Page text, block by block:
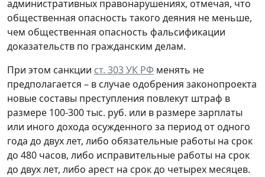
административных правонарушениях, отмечая, что
общественная опасность такого деяния не меньше,
чем общественная опасность фальсификации
доказательств по гражданским делам.
При этом санкции ст. 303 УК РФ менять не
предполагается – в случае одобрения законопроекта
новые составы преступления повлекут штраф в
размере 100-300 тыс. руб. или в размере зарплаты
или иного дохода осужденного за период от одного
года до двух лет, либо обязательные работы на срок
до 480 часов, либо исправительные работы на срок
до двух лет, либо арест на срок до четырех месяцев.